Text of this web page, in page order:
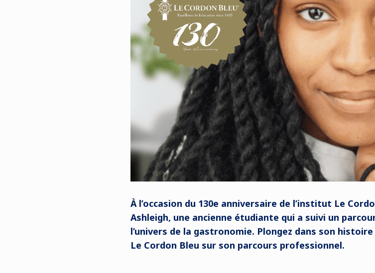
À l’occasion du 130e anniversaire de l’institut Le
Ashleigh, une ancienne étudiante qui a suivi un
l’univers de la gastronomie. Plongez dans son histoire
Le Cordon Bleu sur son parcours professionnel.